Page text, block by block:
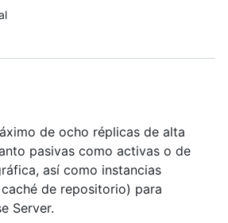
de ocho réplicas de alta
pasivas como activas o de
así como instancias
de repositorio) para
Server.